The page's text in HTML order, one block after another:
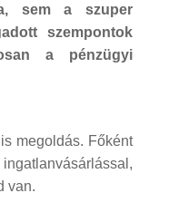
sem a szuper
szempontok
a pénzügyi
megoldás. Főként
van.